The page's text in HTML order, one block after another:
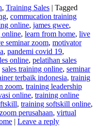
, Training Sales | Tagged
, commucation training
online, james gwee,
online, learn from home, live
seminar zoom, motivator
, pandemi covid 19,
online, pelatihan sales
sales training online, seminar
terbaik indonesia, trainig
zoom, training leadership
online, training online
, training softskill online,
perusahaan, virtual
| Leave a reply